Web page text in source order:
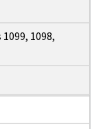
1098,